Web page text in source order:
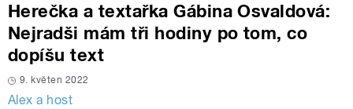
Herečka a textařka Gábina Osvaldová:
Nejradši mám tři hodiny po tom, co
dopíšu text
9. květen 2022
Alex a host